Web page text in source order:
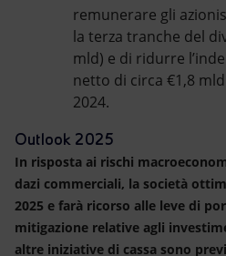
remunerare gli
la terza tranche del
mld) e di ridurre
netto di circa €1,8
2024.
Outlook 2025
In risposta ai rischi
dazi commerciali, la società
2025 e farà ricorso alle leve di
mitigazione relative agli
altre iniziative di cassa sono